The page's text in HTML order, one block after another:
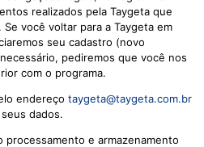
realizados pela Taygeta que
você voltar para a Taygeta em
seu cadastro (novo
pediremos que você nos
com o programa.
endereço taygeta@taygeta.com.br
dados.
processamento e armazenamento